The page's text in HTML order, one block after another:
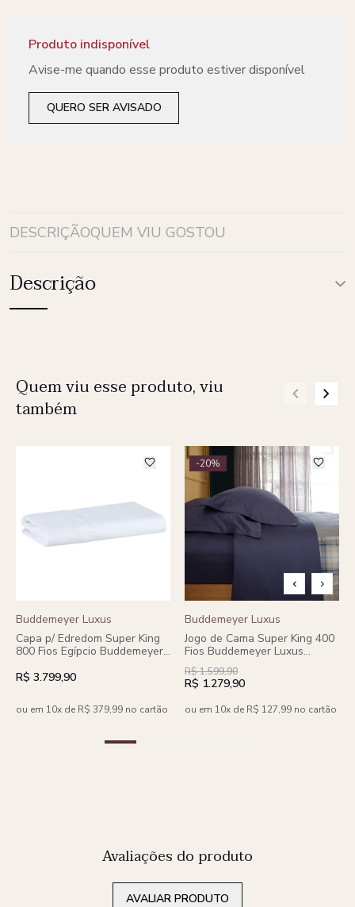
Produto indisponível
Avise-me quando esse produto estiver disponível
QUERO SER AVISADO
DESCRIÇÃOQUEM VIU GOSTOU
Descrição
Quem viu esse produto, viu
também
Buddemeyer Luxus
Capa p/ Edredom Super King
800 Fios Egípcio Buddemeyer
Penteado
R$ 3.799,90
ou em 10x de R$ 379,99 no cartão
-20%
Buddemeyer Luxus
Jogo de Cama Super King 400
Fios Buddemeyer Luxus
Basquiat 100% Algodão
Penteado 4 peças
R$ 1.599,90
R$ 1.279,90
ou em 10x de R$ 127,99 no cartão
Avaliações do produto
AVALIAR PRODUTO